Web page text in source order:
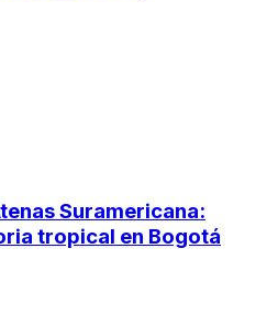
Suramericana:
tropical en Bogotá